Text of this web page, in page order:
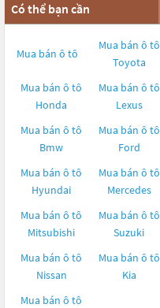
Có thể bạn cần
Mua bán ô tô
Mua bán ô tô
Toyota
Mua bán ô tô
Honda
Mua bán ô tô
Lexus
Mua bán ô tô
Bmw
Mua bán ô tô
Ford
Mua bán ô tô
Hyundai
Mua bán ô tô
Mercedes
Mua bán ô tô
Mitsubishi
Mua bán ô tô
Suzuki
Mua bán ô tô
Nissan
Mua bán ô tô
Kia
Mua bán ô tô